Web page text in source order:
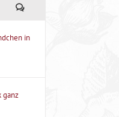
Kommentare
in
ganz